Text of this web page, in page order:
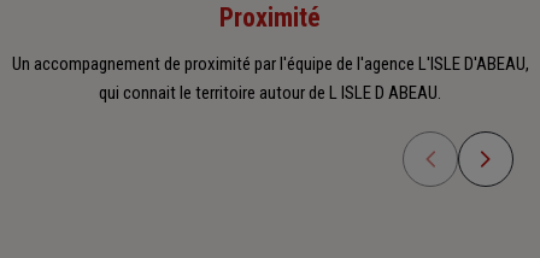
Proximité
Un accompagnement de proximité par l'équipe de l'agence L'ISLE D'ABEAU,
qui connait le territoire autour de L ISLE D ABEAU.